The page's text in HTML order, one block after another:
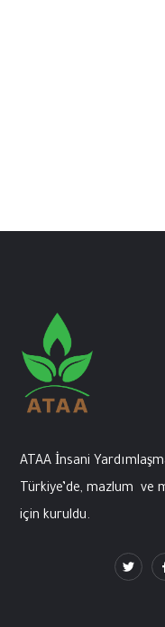
ATAA İnsani
Türkiye’de,mazlum ve
için kuruldu.